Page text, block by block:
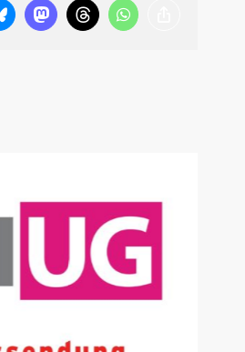
MastodonThreadsWhatsApp